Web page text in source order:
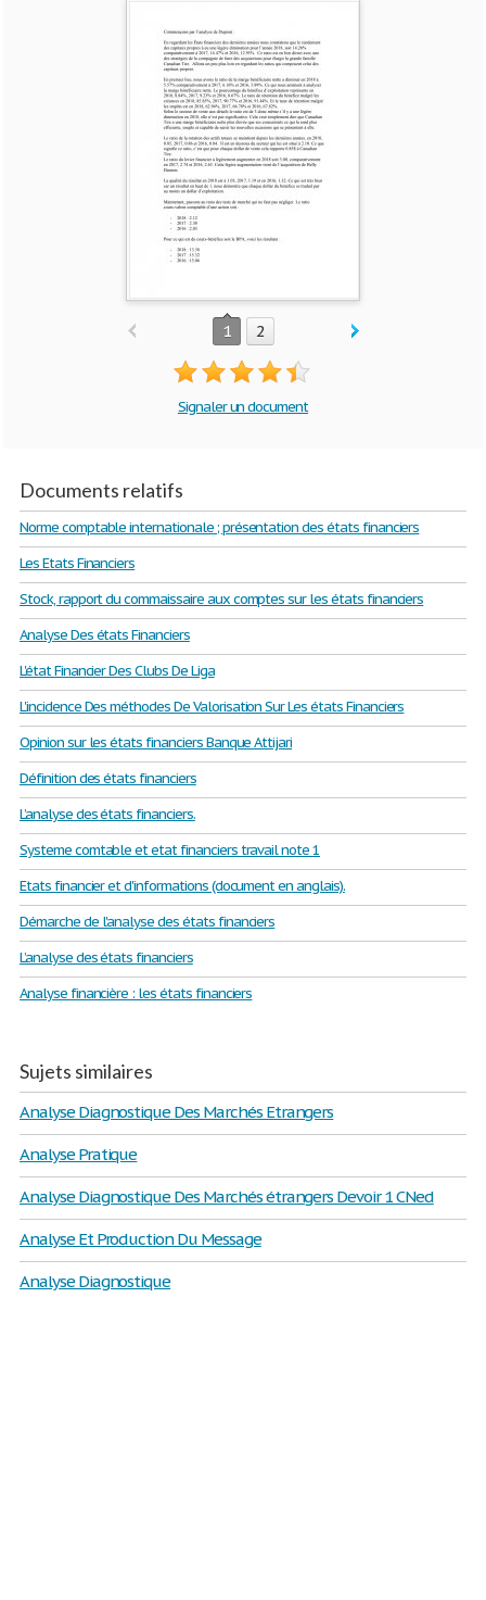
1 2
Signaler un document
Documents relatifs
Norme comptable internationale ; présentation des états financiers
Les Etats Financiers
Stock, rapport du commaissaire aux comptes sur les états financiers
Analyse Des états Financiers
L'état Financier Des Clubs De Liga
L'incidence Des méthodes De Valorisation Sur Les états Financiers
Opinion sur les états financiers Banque Attijari
Définition des états financiers
L’analyse des états financiers.
Systeme comtable et etat financiers travail note 1
Etats financier et d'informations (document en anglais).
Démarche de l'analyse des états financiers
L’analyse des états financiers
Analyse financière : les états financiers
Sujets similaires
Analyse Diagnostique Des Marchés Etrangers
Analyse Pratique
Analyse Diagnostique Des Marchés étrangers Devoir 1 CNed
Analyse Et Production Du Message
Analyse Diagnostique